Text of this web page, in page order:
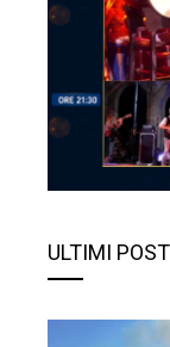
ULTIMI POST